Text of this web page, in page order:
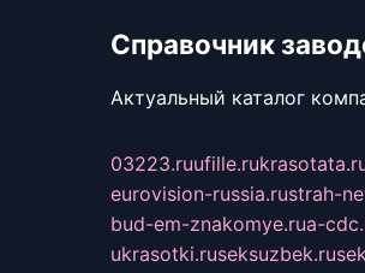
Справочник
Актуальный каталог
03223.ruufille.ru
eurovision-russia.rustrah-
bud-em-znakomye.rua-
ukrasotki.ruseksuzbek.ru